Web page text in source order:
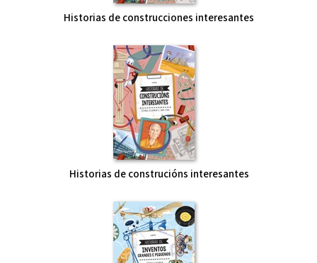
Historias de construcciones interesantes
Historias de construcións interesantes